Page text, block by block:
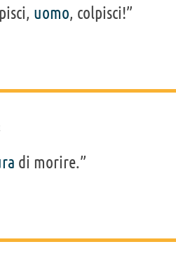
uomo, colpisci!”
di morire.”